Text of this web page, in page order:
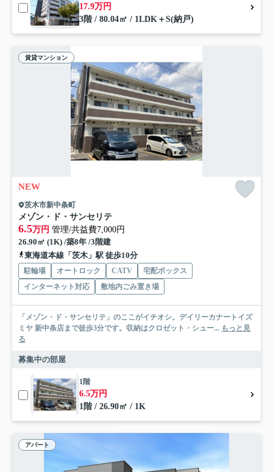
17.9万円
3階 / 80.04㎡ / 1LDK＋S(納戸)
賃貸マンション
NEW
茨木市新中条町
メゾン・ド・サンセリテ
6.5万円 管理/共益費7,000円
26.90㎡ (1K) /築8年 /3階建
東海道本線「茨木」駅 徒歩10分
駐輪場 オートロック CATV
宅配ボックス
インターネット対応
敷地内ごみ置き場
「メゾン・ド・サンセリテ」のここがイチオシ。デイリーカナートイズ
ミヤ 新中条店まで徒歩3分です。収納はクロゼット・シュー... もっと見
る
募集中の部屋
1階
6.5万円
1階 / 26.90㎡ / 1K
アパート